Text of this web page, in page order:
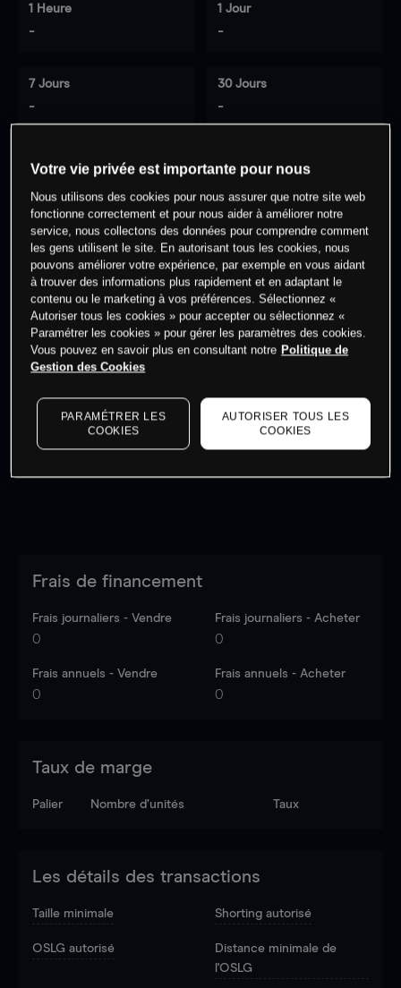
1 Heure
-
1 Jour
-
7 Jours
-
30 Jours
-
cet actif
Commencez à trader
dernières données du marché.
market data
Frais de financement
Frais journaliers - Vendre
0
Frais journaliers - Acheter
0
Frais annuels - Vendre
0
Frais annuels - Acheter
0
Taux de marge
Palier Nombre d’unités Taux
Les détails des transactions
Taille minimale Shorting autorisé
OSLG autorisé
Distance minimale de
l'OSLG
Votre vie privée est importante pour nous
Nous utilisons des cookies pour nous assurer que notre site web
fonctionne correctement et pour nous aider à améliorer notre
service, nous collectons des données pour comprendre comment
les gens utilisent le site. En autorisant tous les cookies, nous
pouvons améliorer votre expérience, par exemple en vous aidant
à trouver des informations plus rapidement et en adaptant le
contenu ou le marketing à vos préférences. Sélectionnez «
Autoriser tous les cookies » pour accepter ou sélectionnez «
Paramétrer les cookies » pour gérer les paramètres des cookies.
Vous pouvez en savoir plus en consultant notre Politique de
Gestion des Cookies
PARAMÉTRER LES
COOKIES
AUTORISER TOUS LES
COOKIES